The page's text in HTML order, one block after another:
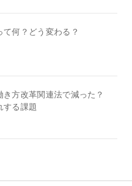
何？どう変わる？
方改革関連法で減った？
する課題